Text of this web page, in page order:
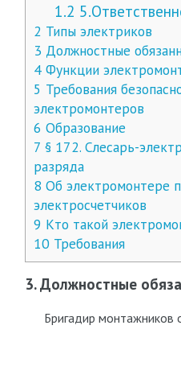
1.2
2 Типы электриков
3 Должностные
4Функции
5 Требования
электромонтеров
6 Образование
7 § 172. Слесарь-
разряда
8 Об электромонтере
электросчетчиков
9 Кто такой
10Требования
3. Должностные
Бригадир монтажников